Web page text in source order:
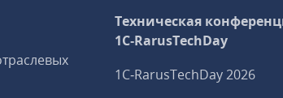
Техническая
1C‑RarusTechDay
1C‑RarusTechDay 2026